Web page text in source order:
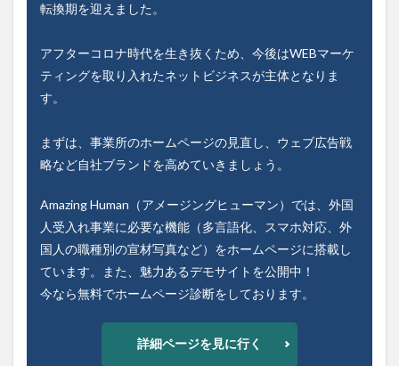
転換期を迎えました。
アフターコロナ時代を生き抜くため、今後はWEBマーケ
ティングを取り入れたネットビジネスが主体となりま
す。
まずは、事業所のホームページの見直し、ウェブ広告戦
略など自社ブランドを高めていきましょう。
Amazing Human（アメージングヒューマン）では、外国
人受入れ事業に必要な機能（多言語化、スマホ対応、外
国人の職種別の宣材写真など）をホームページに搭載し
ています。また、魅力あるデモサイトを公開中！
今なら無料でホームページ診断をしております。
詳細ページを見に行く